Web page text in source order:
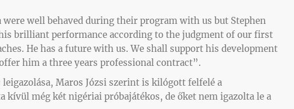
well behaved during their program with us but Stephen
brilliant performance according to the judgment of our first
He has a future with us. We shall support his development
him a three years professional contract”.
Maros Józsi szerint is kilógott felfelé a
kívül még két nigériai próbajátékos, de őket nem igazolta le a